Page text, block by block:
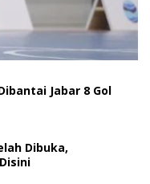
Jabar 8 Gol
Dibuka,